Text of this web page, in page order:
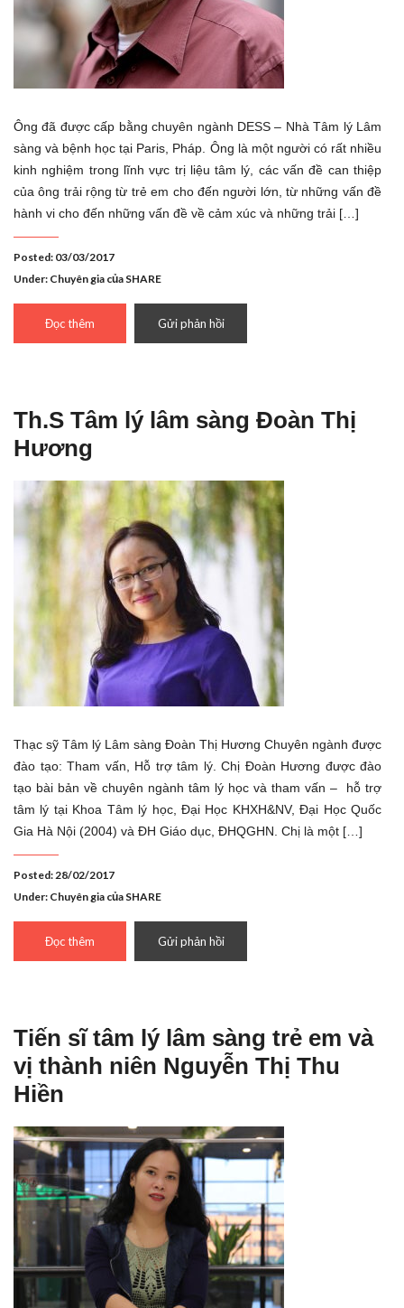
Ông đã được cấp bằng chuyên ngành DESS – Nhà Tâm lý Lâm
sàng và bệnh học tại Paris, Pháp. Ông là một người có rất nhiều
kinh nghiệm trong lĩnh vực trị liệu tâm lý, các vấn đề can thiệp
của ông trải rộng từ trẻ em cho đến người lớn, từ những vấn đề
hành vi cho đến những vấn đề về cảm xúc và những trải […]
Posted: 03/03/2017
Under: Chuyên gia của SHARE
Đọc thêm Gửi phản hồi
Th.S Tâm lý lâm sàng Đoàn Thị
Hương
Thạc sỹ Tâm lý Lâm sàng Đoàn Thị Hương Chuyên ngành được
đào tạo: Tham vấn, Hỗ trợ tâm lý. Chị Đoàn Hương được đào
tạo bài bản về chuyên ngành tâm lý học và tham vấn – hỗ trợ
tâm lý tại Khoa Tâm lý học, Đại Học KHXH&NV, Đại Học Quốc
Gia Hà Nội (2004) và ĐH Giáo dục, ĐHQGHN. Chị là một […]
Posted: 28/02/2017
Under: Chuyên gia của SHARE
Đọc thêm Gửi phản hồi
Tiến sĩ tâm lý lâm sàng trẻ em và
vị thành niên Nguyễn Thị Thu
Hiền